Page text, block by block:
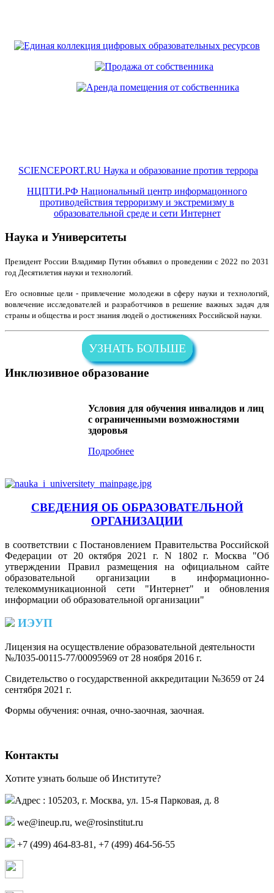
SCIENCEPORT.RU Наука и образование против террора
НЦПТИ.РФ Национальный центр информацонного
противодействия терроризму и экстремизму в
образовательной среде и сети Интернет
Наука и Университеты
Президент России Владимир Путин объявил о проведении с 2022 по 2031
год Десятилетия науки и технологий.
Его основные цели - привлечение молодежи в сферу науки и технологий,
вовлечение исследователей и разработчиков в решение важных задач для
страны и общества и рост знания людей о достижениях Российской науки.
УЗНАТЬ БОЛЬШЕ
Инклюзивное образование
Условия для обучения инвалидов и лиц
с ограниченными возможностями
здоровья
Подробнее
СВЕДЕНИЯ ОБ ОБРАЗОВАТЕЛЬНОЙ
ОРГАНИЗАЦИИ
в соответствии с Постановлением Правительства Российской
Федерации от 20 октября 2021 г. N 1802 г. Москва "Об
утверждении Правил размещения на официальном сайте
образовательной организации в информационно-
телекоммуникационной сети "Интернет" и обновления
информации об образовательной организации"
ИЭУП
Лицензия на осуществление образовательной деятельности
№Л035-00115-77/00095969 от 28 ноября 2016 г.
Свидетельство о государственной аккредитации №3659 от 24
сентября 2021 г.
Формы обучения: очная, очно-заочная, заочная.
Контакты
Хотите узнать больше об Институте?
Адрес : 105203, г. Москва, ул. 15-я Парковая, д. 8
,
+7 (499) 464-83-81, +7 (499) 464-56-55